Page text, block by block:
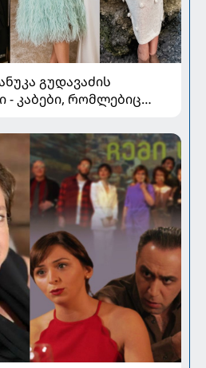
გუდავაძის
- კაბები, რომლებიც